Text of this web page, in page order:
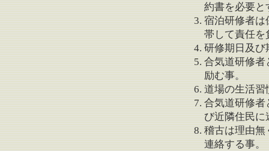
約書を必要と
宿泊研修者は
帯して責任を
研修期日及び
合気道研修者
励む事。
道場の生活習
合気道研修者
び近隣住民に
稽古は理由無
連絡する事。